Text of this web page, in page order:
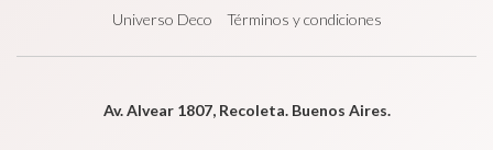
Universo Deco
Términos y condiciones
Av. Alvear 1807, Recoleta. Buenos Aires.